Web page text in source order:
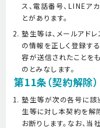
ス、電話番号、LINEア
とがあります。
塾生等は、メールアド
の情報を正しく登録す
容が送信されたことを
のとみなします。
第11条（契約解除）
塾生等が次の各号に該
生等に対し本契約を解
お断りします。なお、